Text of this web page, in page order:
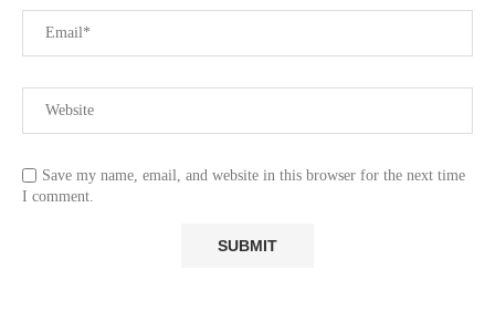
Save my name, email, and website in this browser for the next time
I comment.